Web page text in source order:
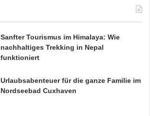
Sanfter Tourismus im Himalaya: Wie
nachhaltiges Trekking in Nepal
funktioniert
Urlaubsabenteuer für die ganze Familie im
Nordseebad Cuxhaven